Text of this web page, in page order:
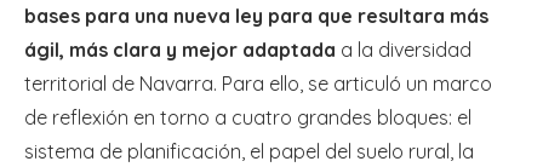
bases para una nueva ley para que resultara más
ágil, más clara y mejor adaptada a la diversidad
territorial de Navarra. Para ello, se articuló un marco
de reflexión en torno a cuatro grandes bloques: el
sistema de planificación, el papel del suelo rural, la